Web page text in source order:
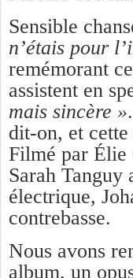
Sensible
n’étais pour
remémorant
assistent en
mais sincère »
dit-on, et
Filmé par Élie
Sarah
électrique,
contrebasse.
Nous avons
album, un